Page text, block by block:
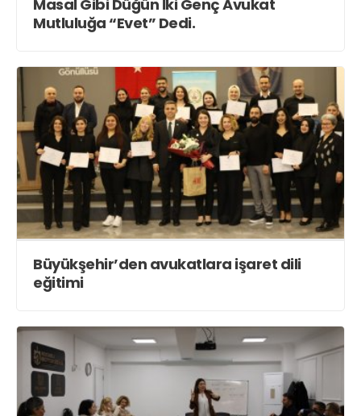
Masal Gibi Düğün İki Genç Avukat
Mutluluğa “Evet” Dedi.
Büyükşehir’den avukatlara işaret dili
eğitimi
Web TV Galeri
Merkez Mah. 38. Sokak. No : 31
Gölcük /KOCAELİ
haber@vizyonkocaeli.com